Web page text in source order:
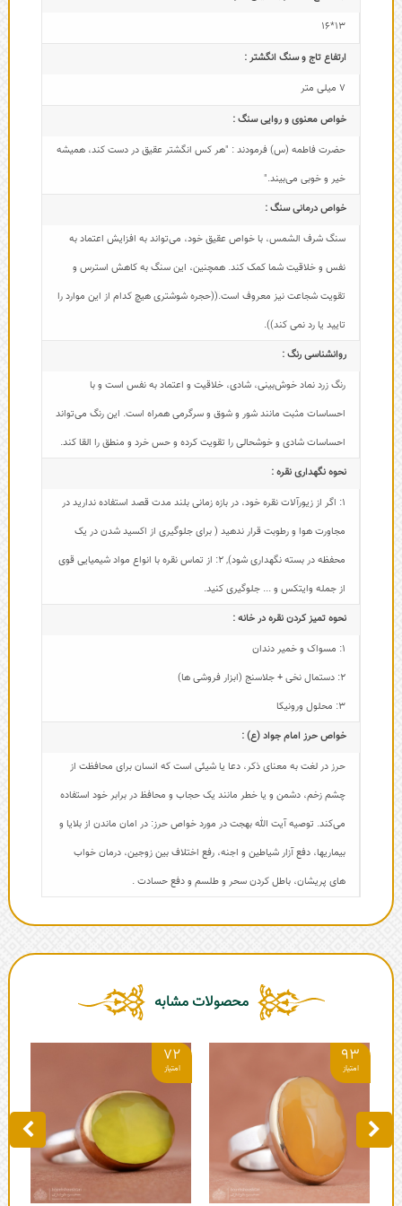
13*16
ارتفاع تاج و سنگ انگشتر :
7 میلی متر
خواص معنوی و روایی سنگ :
حضرت فاطمه (س) فرمودند : "هر کس انگشتر عقیق در دست کند، همیشه
خیر و خوبی می‌بیند."
خواص درمانی سنگ :
سنگ شرف الشمس، با خواص عقیق خود، می‌تواند به افزایش اعتماد به
نفس و خلاقیت شما کمک کند. همچنین، این سنگ به کاهش استرس و
تقویت شجاعت نیز معروف است.((حجره شوشتری هیچ کدام از این موارد را
تایید یا رد نمی کند)).
روانشناسی رنگ :
رنگ زرد نماد خوش‌بینی، شادی، خلاقیت و اعتماد به نفس است و با
احساسات مثبت مانند شور و شوق و سرگرمی همراه است. این رنگ می‌تواند
احساسات شادی و خوشحالی را تقویت کرده و حس خرد و منطق را القا کند.
نحوه نگهداری نقره :
1: اگر از زیورآلات نقره خود، در بازه زمانی بلند مدت قصد استفاده ندارید در
مجاورت هوا و رطوبت قرار ندهید ( برای جلوگیری از اکسید شدن در یک
محفظه در بسته نگهداری شود), 2: از تماس نقره با انواع مواد شیمیایی قوی
از جمله وایتکس و ... جلوگیری کنید.
نحوه تمیز کردن نقره در خانه :
1: مسواک و خمیر دندان
2: دستمال نخی + جلاسنج (ابزار فروشی ها)
3: محلول ورونیکا
خواص حرز امام جواد (ع) :
حرز در لغت به معنای ذکر، دعا یا شیئی است که انسان برای محافظت از
چشم زخم، دشمن و یا خطر مانند یک حجاب و محافظ در برابر خود استفاده
می‌کند. توصیه آیت الله بهجت در مورد خواص حرز: در امان ماندن از بلایا و
بیماریها، دفع آزار شیاطین و اجنه، رفع اختلاف بین زوجین، درمان خواب
های پریشان، باطل کردن سحر و طلسم و دفع حسادت .
محصولات مشابه
93
72